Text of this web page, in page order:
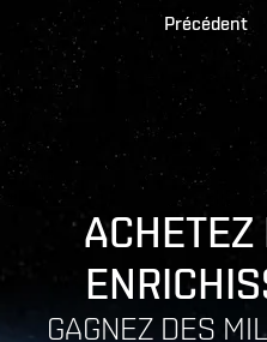
Précédent
GAGNEZ DES